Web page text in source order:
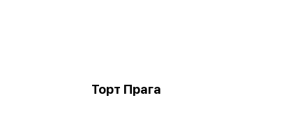
Торт Прага